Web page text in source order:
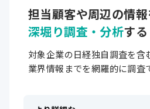
担当顧客や周辺の情報
深堀り調査・分析する
対象企業の日経独自調査を含
業界情報 までを網羅的に調査